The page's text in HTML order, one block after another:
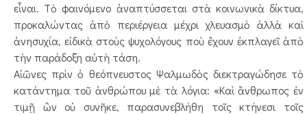
εἶναι. Τὸ φαινόμενο ἀναπτύσσεται στὰ κοινωνικὰ δίκτυα,
προκαλώντας ἀπὸ περιέργεια μέχρι χλευασμὸ ἀλλὰ καὶ
ἀνησυχία, εἰδικὰ στοὺς ψυχολόγους ποὺ ἔχουν ἐκπλαγεῖ ἀπὸ
τὴν παράδοξη αὐτὴ τάση.
Αἰῶνες πρὶν ὁ θεόπνευστος Ψαλμωδὸς διεκ­τραγώδησε τὸ
κατάντημα τοῦ ἀνθρώπου μὲ τὰ λόγια: «Καὶ ἄνθρωπος ἐν
τιμῇ ὢν οὐ συνῆκε, παρασυνεβλήθη τοῖς κτήνεσι τοῖς